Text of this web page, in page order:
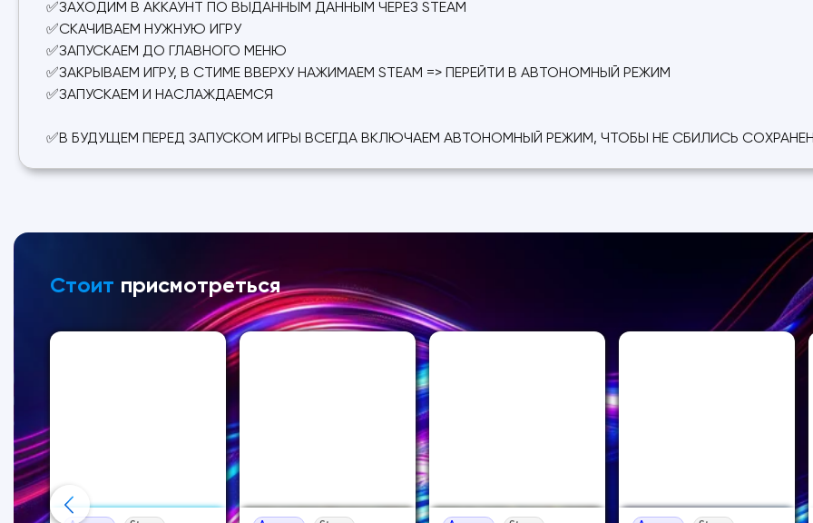
✅ЗАХОДИМ В АККАУНТ ПО ВЫДАННЫМ ДАННЫМ ЧЕРЕЗ STEAM
✅СКАЧИВАЕМ НУЖНУЮ ИГРУ
✅ЗАПУСКАЕМ ДО ГЛАВНОГО МЕНЮ
✅ЗАКРЫВАЕМ ИГРУ, В СТИМЕ ВВЕРХУ НАЖИМАЕМ STEAM => ПЕРЕЙТИ В АВТОНОМНЫЙ РЕЖИМ
✅ЗАПУСКАЕМ И НАСЛАЖДАЕМСЯ
✅В БУДУЩЕМ ПЕРЕД ЗАПУСКОМ ИГРЫ ВСЕГДА ВКЛЮЧАЕМ АВТОНОМНЫЙ РЕЖИМ, ЧТОБЫ НЕ СБИЛИСЬ
Стоит присмотреться